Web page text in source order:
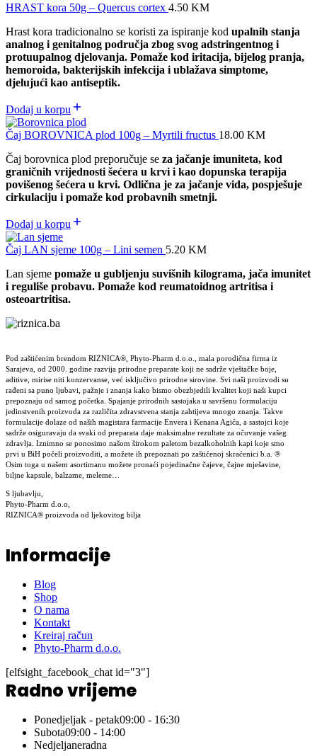
HRAST kora 50g – Quercus cortex 4.50 KM
Hrast kora tradicionalno se koristi za ispiranje kod upalnih stanja
analnog i genitalnog područja zbog svog adstringentnog i
protuupalnog djelovanja. Pomaže kod iritacija, bijelog pranja,
hemoroida, bakterijskih infekcija i ublažava simptome,
djelujući kao antiseptik.
Dodaj u korpu
Čaj BOROVNICA plod 100g – Myrtili fructus 18.00 KM
Čaj borovnica plod preporučuje se za jačanje imuniteta, kod
graničnih vrijednosti šećera u krvi i kao dopunska terapija
povišenog šećera u krvi. Odlična je za jačanje vida, pospješuje
cirkulaciju i pomaže kod probavnih smetnji.
Dodaj u korpu
Čaj LAN sjeme 100g – Lini semen 5.20 KM
Lan sjeme pomaže u gubljenju suvišnih kilograma, jača imunitet
i reguliše probavu. Pomaže kod reumatoidnog artritisa i
osteoartritisa.
Pod zaštićenim brendom RIZNICA®, Phyto-Pharm d.o.o., mala porodična firma iz
Sarajeva, od 2000. godine razvija prirodne preparate koji ne sadrže vještačke boje,
aditive, mirise niti konzervanse, već isključivo prirodne sirovine. Svi naši proizvodi su
rađeni sa puno ljubavi, pažnje i znanja kako bismo obezbjedili kvalitet koji naši kupci
prepoznaju od samog početka. Spajanje prirodnih sastojaka u savršenu formulaciju
jedinstvenih proizvoda za različita zdravstvena stanja zahtijeva mnogo znanja. Takve
formulacije dolaze od naših magistara farmacije Envera i Kenana Agića, a sastojci koje
sadrže osiguravaju da svaki od preparata daje maksimalne rezultate za očuvanje vašeg
zdravlja. Iznimno se ponosimo našom širokom paletom bezalkoholnih kapi koje smo
prvi u BiH počeli proizvoditi, a možete ih prepoznati po zaštićenoj skraćenici b.a. ®
Osim toga u našem asortimanu možete pronaći pojedinačne čajeve, čajne mješavine,
biljne kapsule, balzame, meleme…
S ljubavlju,
Phyto-Pharm d.o.o,
RIZNICA® proizvoda od ljekovitog bilja
Informacije
Blog
Shop
O nama
Kontakt
Kreiraj račun
Phyto-Pharm d.o.o.
[elfsight_facebook_chat id="3"]
Radno vrijeme
Ponedjeljak - petak09:00 - 16:30
Subota09:00 - 14:00
Nedjeljaneradna